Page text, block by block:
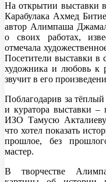
На открытии выставки
Карабулака Ахмед
автор Алимпаша
о своих работах,
отмечала
Посетители выставки в
художника и любовь к
звучит в его
Поблагодарив за
и куратора выставки –
ИЗО Тамусю
что хотел показать
прошлое, без
мастер.
В творчестве